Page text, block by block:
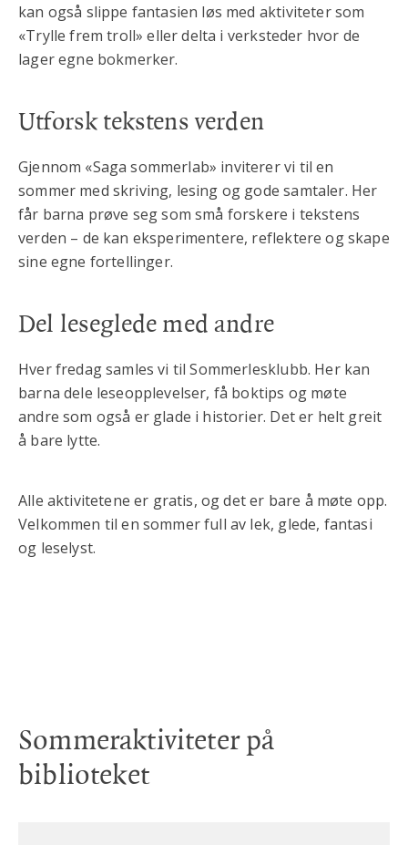
kan også slippe fantasien løs med aktiviteter som
«Trylle frem troll» eller delta i verksteder hvor de
lager egne bokmerker.
Utforsk tekstens verden
Gjennom «Saga sommerlab» inviterer vi til en
sommer med skriving, lesing og gode samtaler. Her
får barna prøve seg som små forskere i tekstens
verden – de kan eksperimentere, reflektere og skape
sine egne fortellinger.
Del leseglede med andre
Hver fredag samles vi til Sommerlesklubb. Her kan
barna dele leseopplevelser, få boktips og møte
andre som også er glade i historier. Det er helt greit
å bare lytte.
Alle aktivitetene er gratis, og det er bare å møte opp.
Velkommen til en sommer full av lek, glede, fantasi
og leselyst.
Sommeraktiviteter på
biblioteket